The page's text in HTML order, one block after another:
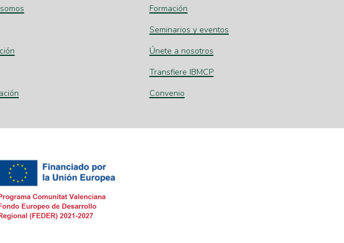
Formación
Seminarios y eventos
Únete a nosotros
Transfiere IBMCP
Convenio